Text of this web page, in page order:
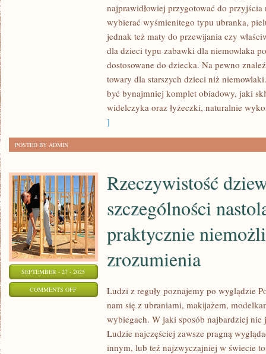
PRZERÓŻNYCH
OSOBOWOŚCI,
UBIERANIA
SIĘ
najprawidłowiej przygotować do
wybierać wyśmienitego typu ubranka,
jednak też maty do przewijania czy
dla dzieci typu zabawki dla niemowlaka
dostosowane do dziecka. Na pewno
towary dla starszych dzieci niż
być bynajmniej komplet obiadowy, jaki
widelczyka oraz łyżeczki, naturalnie
]
POSTED BY ADMIN
SEPTEMBER - 27 - 2025
COMMENTS OFFON
RZECZYWISTOŚĆ
DZIEWCZYN,
Rzeczywistość
szczególności
praktycznie
zrozumienia
Ludzi z reguły poznajemy po wyglądzie
nam się z ubraniami, makijażem,
wybiegach. W jaki sposób najbardziej nie
Ludzie najczęściej zawsze pragną
innym, lub też najzwyczajniej w świecie